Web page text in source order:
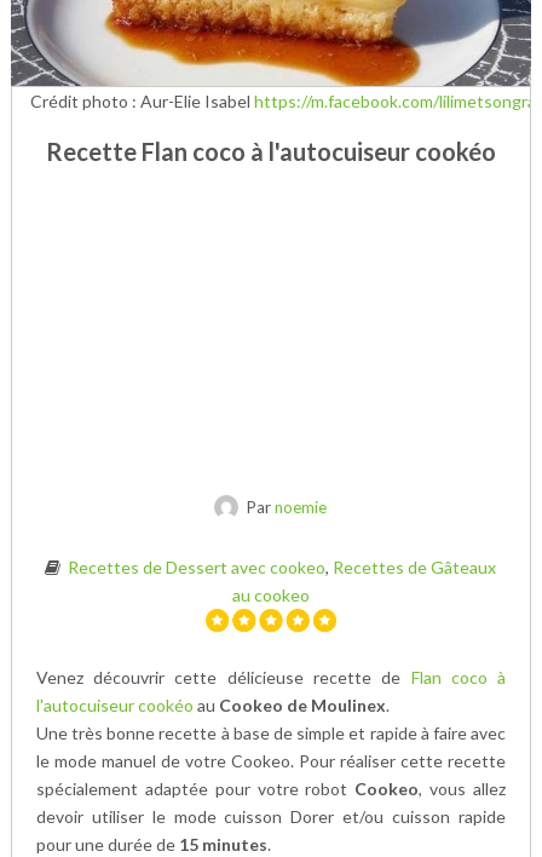
Recette Flan coco à l'autocuiseur cookéo
Parnoemie
Recettes de Dessert avec cookeo, Recettes de Gâteaux
au cookeo
Venez découvrir cette délicieuse recette de Flan coco à
l'autocuiseur cookéo au Cookeo de Moulinex.
Une très bonne recette à base de simple et rapide à faire avec
le mode manuel de votre Cookeo. Pour réaliser cette recette
spécialement adaptée pour votre robot Cookeo, vous allez
devoir utiliser le mode cuisson Dorer et/ou cuisson rapide
pour une durée de 15 minutes.
Crédit photo : Aur-Elie Isabel https://m.facebook.com/